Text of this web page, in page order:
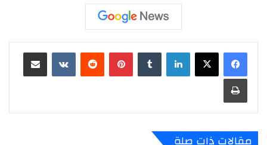
لينكدإن بينتيريست